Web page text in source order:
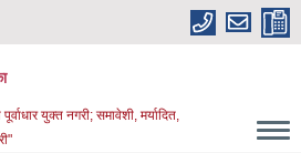
युक्त नगरी; समावेशी, मर्यादित,